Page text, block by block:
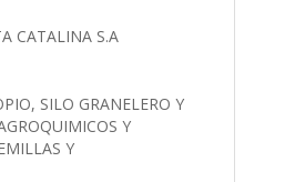
CATALINA S.A
SILO GRANELERO Y
Y
Y